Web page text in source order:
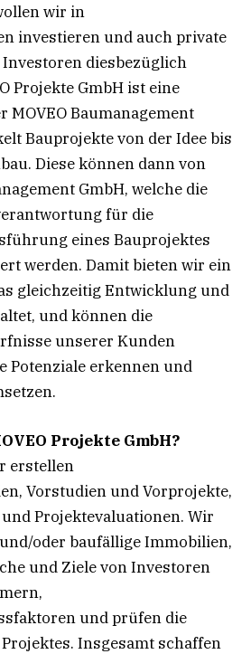
wir in
investieren und auch private
diesbezüglich
Projekte GmbH ist eine
MOVEO Baumanagement
Bauprojekte von der Idee bis
Diese können dann von
GmbH, welche die
für die
eines Bauprojektes
werden. Damit bieten wir ein
gleichzeitig Entwicklung und
und können die
unserer Kunden
Potenziale erkennen und
Projekte GmbH?
erstellen
Vorstudien und Vorprojekte,
Projektevaluationen. Wir
oder baufällige Immobilien,
und Ziele von Investoren
und prüfen die
Insgesamt schaffen